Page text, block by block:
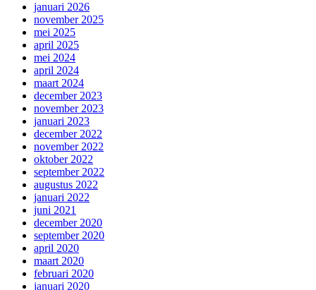
januari 2026
november 2025
mei 2025
april 2025
mei 2024
april 2024
maart 2024
december 2023
november 2023
januari 2023
december 2022
november 2022
oktober 2022
september 2022
augustus 2022
januari 2022
juni 2021
december 2020
september 2020
april 2020
maart 2020
februari 2020
januari 2020